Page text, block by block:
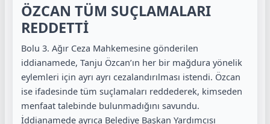
ÖZCAN TÜM SUÇLAMALARI
REDDETTİ
Bolu 3. Ağır Ceza Mahkemesine gönderilen
iddianamede, Tanju Özcan’ın her bir mağdura yönelik
eylemleri için ayrı ayrı cezalandırılması istendi. Özcan
ise ifadesinde tüm suçlamaları reddederek, kimseden
menfaat talebinde bulunmadığını savundu.
İddianamede ayrıca Belediye Başkan Yardımcısı